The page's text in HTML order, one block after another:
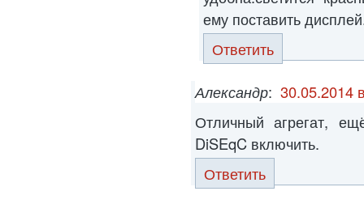
ему поставить
Ответить
Александр: 30.05.2014
Отличный агрегат,
DiSEqC включить.
Ответить